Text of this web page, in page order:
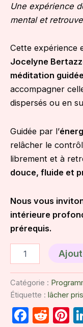
Une expérience
mental et
Cette expérience
Jocelyne
méditation
accompagner
dispersés ou en
Guidée par l’
relâcher le
librement et à
douce, fluide et
Nous vous
intérieure
prérequis.
lâcher
prise
à
la
clarté
Catégorie :
Étiquette : lâcher